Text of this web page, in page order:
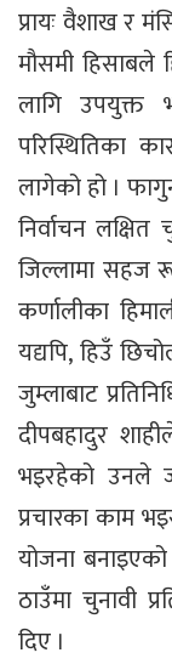
प्रायः वैशाख र
मौसमी हिसाबले
लागि उपयुक्त
परिस्थितिका
लागेको हो ।
निर्वाचन
जिल्लामा सहज
कर्णालीका
यद्यपि, हिउँ
जुम्लाबाट
दीपबहादुर
भइरहेको उनले
प्रचारका काम
योजना
ठाउँमा चुनावी
दिए ।